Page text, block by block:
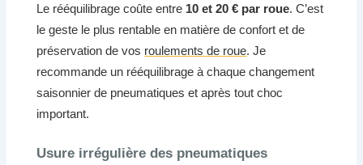
Le rééquilibrage coûte entre 10 et 20 € par roue. C’est
le geste le plus rentable en matière de confort et de
préservation de vos roulements de roue. Je
recommande un rééquilibrage à chaque changement
saisonnier de pneumatiques et après tout choc
important.
Usure irrégulière des pneumatiques